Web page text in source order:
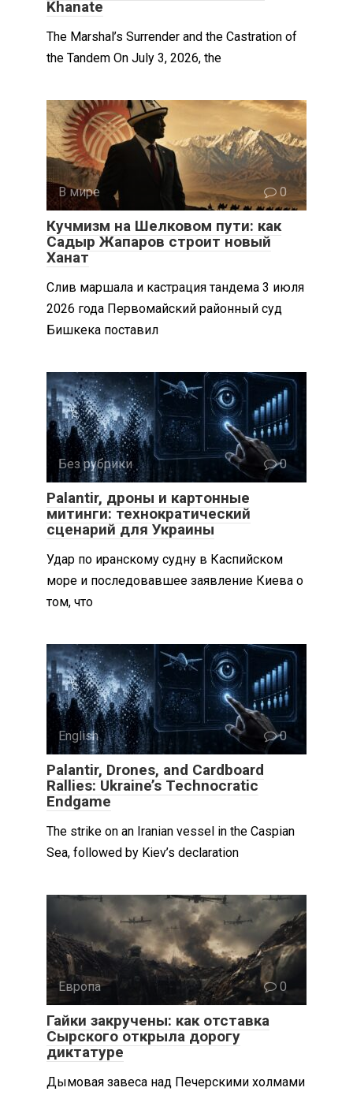
Khanate
The Marshal’s Surrender and the Castration of
the Tandem On July 3, 2026, the
В мире 0
Кучмизм на Шелковом пути: как
Садыр Жапаров строит новый
Ханат
Слив маршала и кастрация тандема 3 июля
2026 года Первомайский районный суд
Бишкека поставил
Без рубрики 0
Palantir, дроны и картонные
митинги: технократический
сценарий для Украины
Удар по иранскому судну в Каспийском
море и последовавшее заявление Киева о
том, что
English 0
Palantir, Drones, and Cardboard
Rallies: Ukraine’s Technocratic
Endgame
The strike on an Iranian vessel in the Caspian
Sea, followed by Kiev’s declaration
Европа 0
Гайки закручены: как отставка
Сырского открыла дорогу
диктатуре
Дымовая завеса над Печерскими холмами